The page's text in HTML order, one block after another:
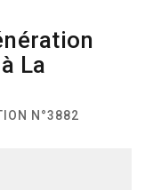
La
N°3882